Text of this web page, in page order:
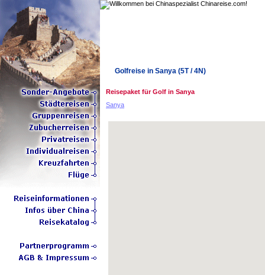
Golfreise in Sanya (5T / 4N)
Reisepaket für Golf in Sanya
Sanya